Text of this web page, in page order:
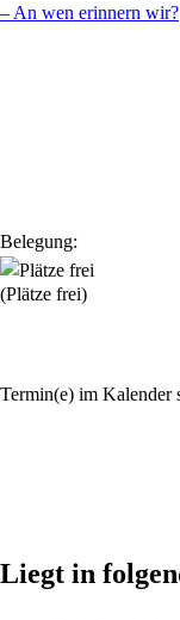
– An wen erinnern wir?
Belegung:
(Plätze frei)
Termin(e) im Kalender
Liegt in